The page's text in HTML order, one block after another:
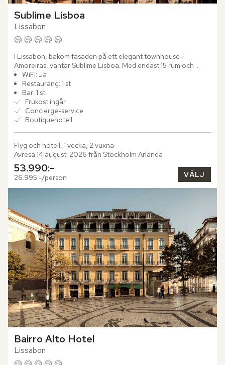
Sublime Lisboa
Lissabon
I Lissabon, bakom fasaden på ett elegant townhouse i
Amoreiras, väntar Sublime Lisboa. Med endast 15 rum och
sviter känns det intima boutiquehotellet mer som ett privat
hem än ett...
WiFi: Ja
Restaurang: 1 st
Bar: 1 st
Frukost ingår
Concierge-service
Boutiquehotell
Flyg och hotell, 1 vecka, 2 vuxna
Avresa 14 augusti 2026 från Stockholm Arlanda
53.990:-
26.995:-/person VÄLJ
Bairro Alto Hotel
Lissabon